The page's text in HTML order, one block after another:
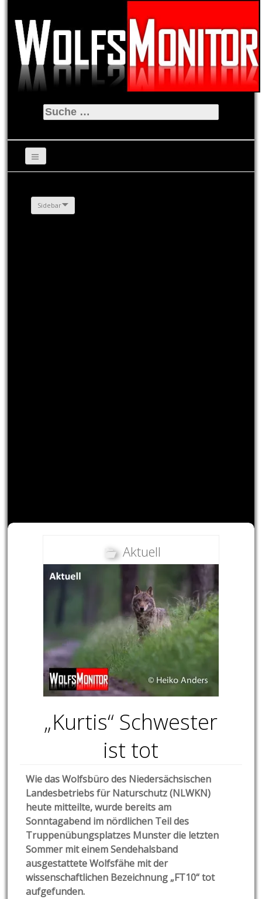
Suche
nach:
Sidebar
Aktuell
„Kurtis“ Schwester
ist tot
Wie das Wolfsbüro des Niedersächsischen
Landesbetriebs für Naturschutz (NLWKN)
heute mitteilte, wurde bereits am
Sonntagabend im nördlichen Teil des
Truppenübungsplatzes Munster die letzten
Sommer mit einem Sendehalsband
ausgestattete Wolfsfähe mit der
wissenschaftlichen Bezeichnung „FT10“ tot
aufgefunden.